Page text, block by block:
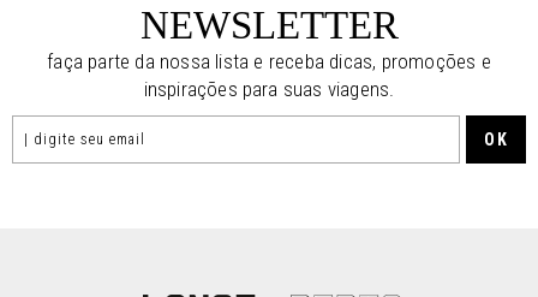
NEWSLETTER
faça parte da nossa lista e receba dicas, promoções e
inspirações para suas viagens.